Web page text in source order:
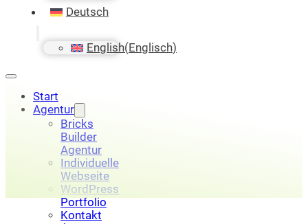
Deutsch
English(Englisch)
Start
Agentur
Bricks
Builder
Agentur
Individuelle
Webseite
WordPress
Portfolio
Kontakt